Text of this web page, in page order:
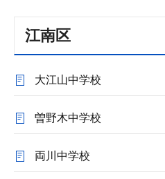
江南区
大江山中学校
曽野木中学校
両川中学校